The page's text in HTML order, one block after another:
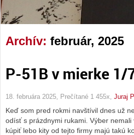
Archív: február, 2025
P-51B v mierke 1/
18. februára 2025, Prečítané 1 455x, Juraj
Keď som pred rokmi navštívil dnes už
odísť s prázdnymi rukami. Výber
kúpiť lebo kity od tejto firmy majú takú